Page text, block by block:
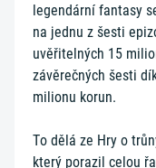
legendární fantasy
na jednu z šesti
uvěřitelných 15
závěrečných šesti
milionu korun.
To dělá ze Hry o
který porazil celou